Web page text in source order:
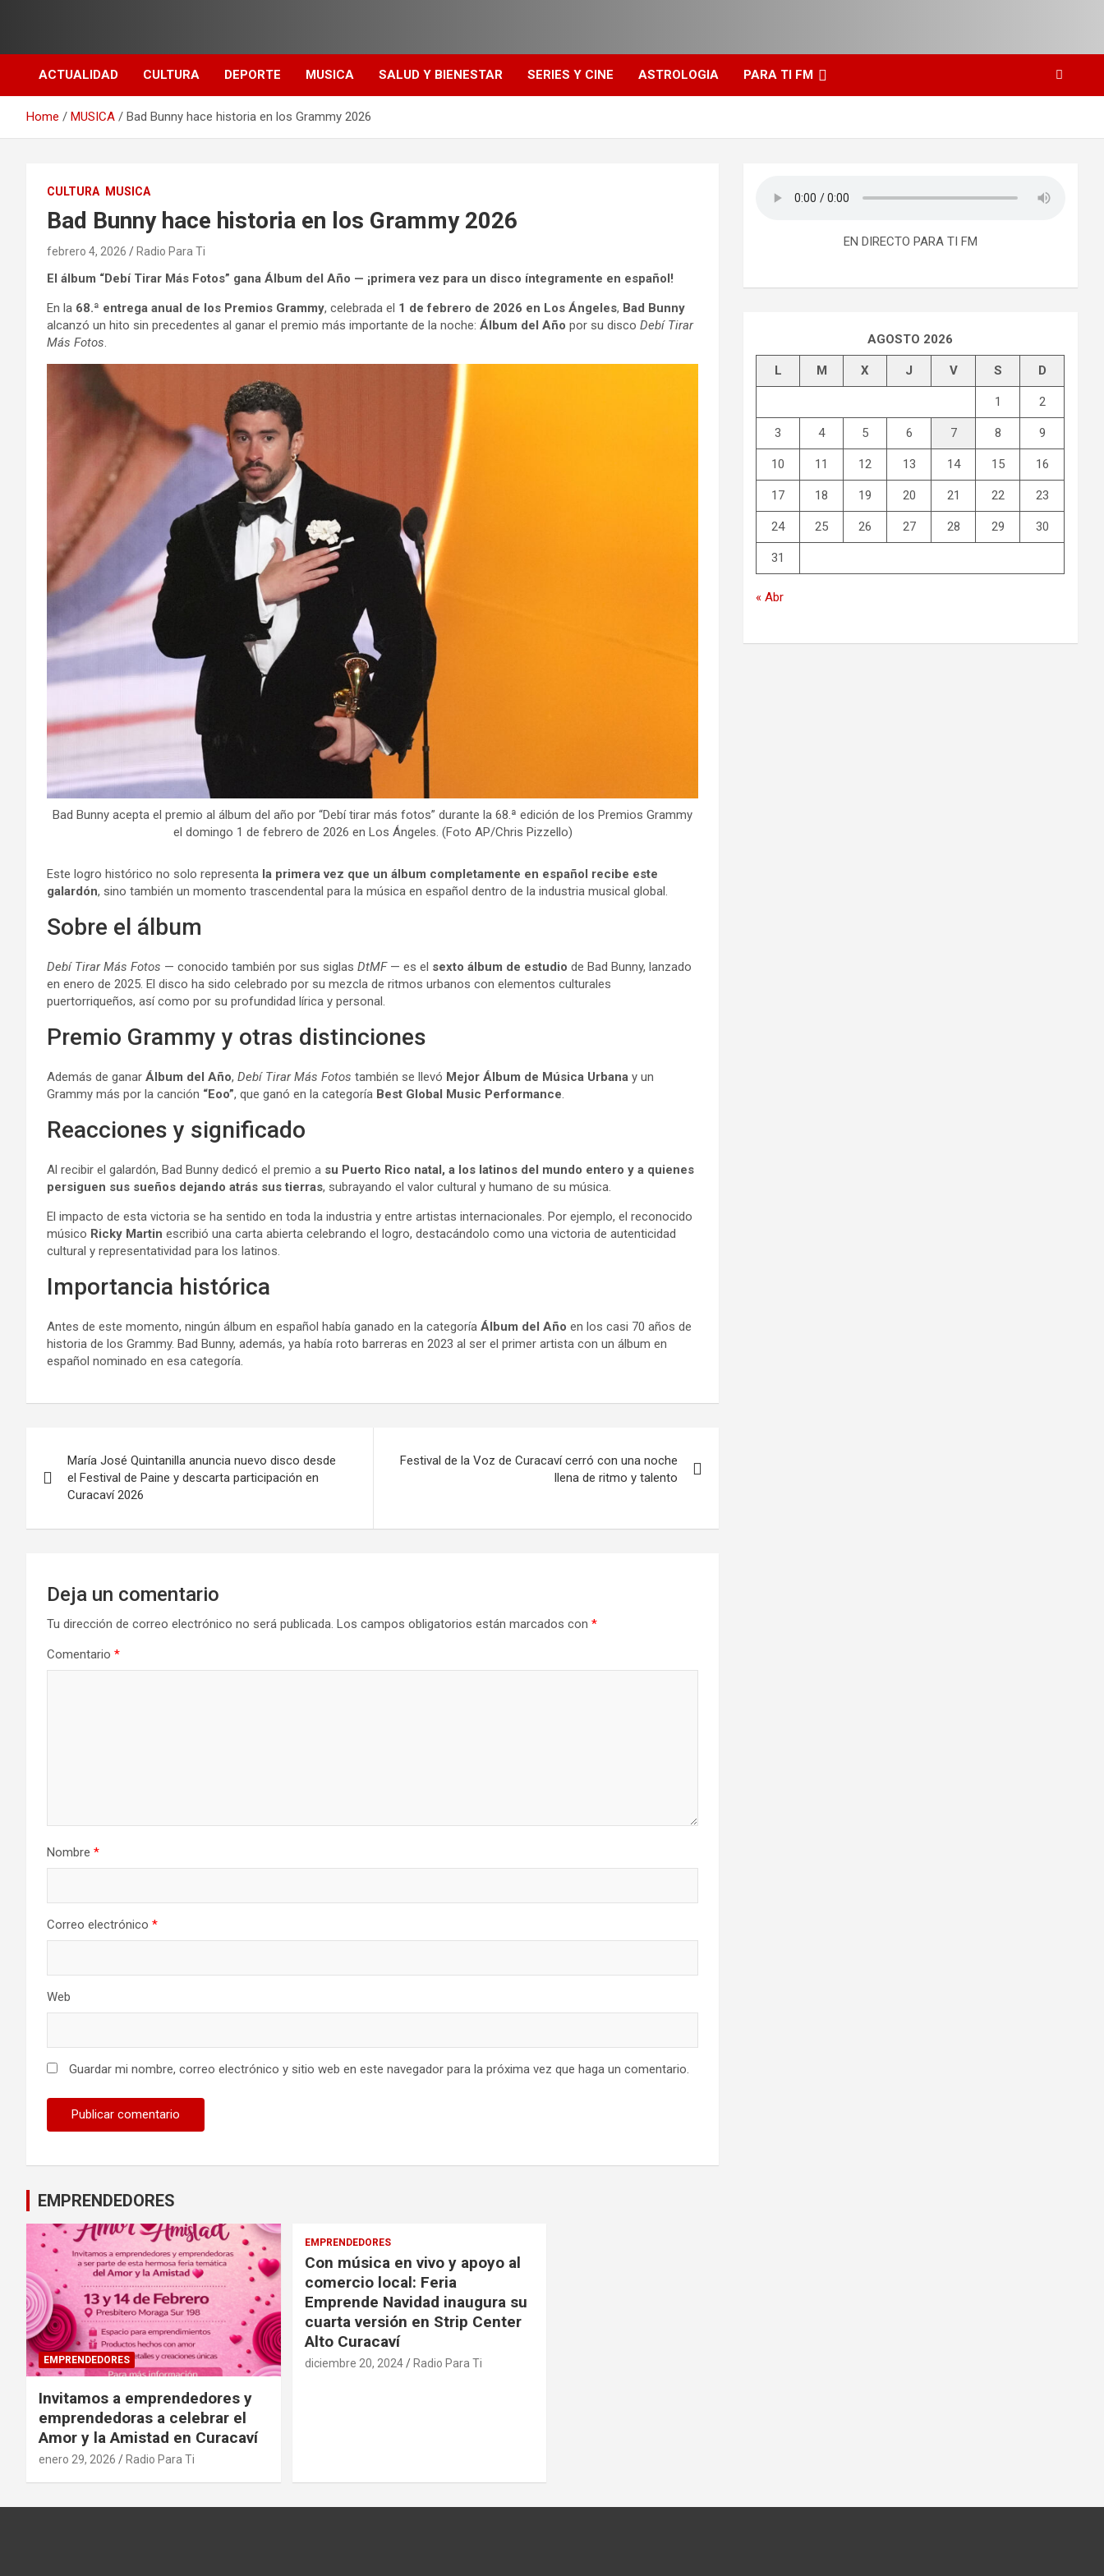
ACTUALIDAD CULTURA DEPORTE MUSICA SALUD Y BIENESTAR SERIES Y CINE ASTROLOGIA PARA TI FM
Home MUSICA Bad Bunny hace historia en los Grammy 2026
CULTURA MUSICA
Bad Bunny hace historia en los Grammy 2026
febrero 4, 2026 Radio Para Ti
El álbum “Debí Tirar Más Fotos” gana Álbum del Año — ¡primera vez para un disco íntegramente en español!
En la 68.ª entrega anual de los Premios Grammy, celebrada el 1 de febrero de 2026 en Los Ángeles, Bad Bunny
alcanzó un hito sin precedentes al ganar el premio más importante de la noche: Álbum del Año por su disco Debí Tirar
Más Fotos.
Bad Bunny acepta el premio al álbum del año por “Debí tirar más fotos” durante la 68.ª edición de los Premios Grammy
el domingo 1 de febrero de 2026 en Los Ángeles. (Foto AP/Chris Pizzello)
Este logro histórico no solo representa la primera vez que un álbum completamente en español recibe este
galardón, sino también un momento trascendental para la música en español dentro de la industria musical global.
Sobre el álbum
Debí Tirar Más Fotos — conocido también por sus siglas DtMF— es el sexto álbum de estudio de Bad Bunny, lanzado
en enero de 2025. El disco ha sido celebrado por su mezcla de ritmos urbanos con elementos culturales
puertorriqueños, así como por su profundidad lírica y personal.
Premio Grammy y otras distinciones
Además de ganar Álbum del Año, Debí Tirar Más Fotos también se llevó Mejor Álbum de Música Urbana y un
Grammy más por la canción “Eoo”, que ganó en la categoría Best Global Music Performance.
Reacciones y significado
Al recibir el galardón, Bad Bunny dedicó el premio a su Puerto Rico natal, a los latinos del mundo entero y a quienes
persiguen sus sueños dejando atrás sus tierras, subrayando el valor cultural y humano de su música.
El impacto de esta victoria se ha sentido en toda la industria y entre artistas internacionales. Por ejemplo, el reconocido
músico Ricky Martin escribió una carta abierta celebrando el logro, destacándolo como una victoria de autenticidad
cultural y representatividad para los latinos.
Importancia histórica
Antes de este momento, ningún álbum en español había ganado en la categoría Álbum del Año en los casi 70 años de
historia de los Grammy. Bad Bunny, además, ya había roto barreras en 2023 al ser el primer artista con un álbum en
español nominado en esa categoría.
de
María José Quintanilla anuncia nuevo disco desde
el Festival de Paine y descarta participación en
Curacaví 2026
Festival de la Voz de Curacaví cerró con una noche
llena de ritmo y talento
Deja un comentario
Tu dirección de correo electrónico no será publicada. Los campos obligatorios están marcados con *
Comentario *
Nombre *
Correo electrónico *
Web
Guardar mi nombre, correo electrónico y sitio web en este navegador para la próxima vez que haga un comentario.
EN DIRECTO PARA TI FM
AGOSTO 2026
L M X J V S D
1 2
3 4 5 6 7 8 9
10 11 12 13 14 15 16
17 18 19 20 21 22 23
24 25 26 27 28 29 30
31
« Abr
EMPRENDEDORES
EMPRENDEDORES
Invitamos a emprendedores y
emprendedoras a celebrar el
Amor y la Amistad en Curacaví
enero 29, 2026 Radio Para Ti
EMPRENDEDORES
Con música en vivo y apoyo al
comercio local: Feria
Emprende Navidad inaugura su
cuarta versión en Strip Center
Alto Curacaví
diciembre 20, 2024 Radio Para Ti